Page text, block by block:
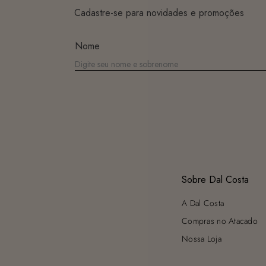
Cadastre-se para novidades e promoções
Nome
Sobre Dal Costa
A Dal Costa
Compras no Atacado
Nossa Loja